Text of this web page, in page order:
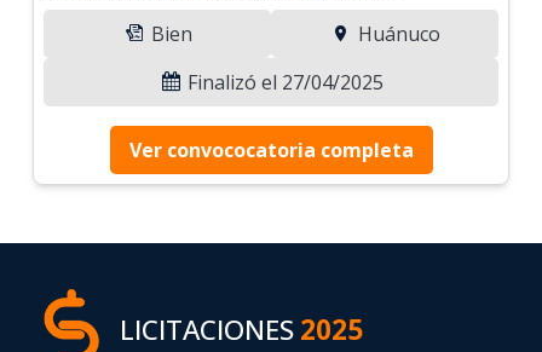
Bien
Huánuco
Finalizó el 27/04/2025
Ver convococatoria completa
LICITACIONES2025